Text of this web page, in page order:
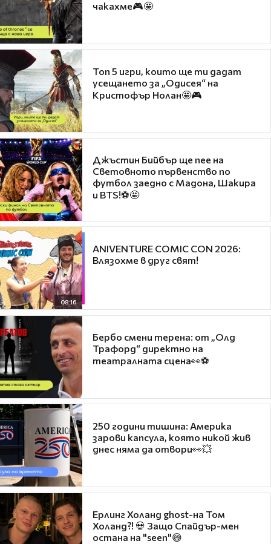
чакахме🎮🤩
Топ 5 игри, които ще ти дадат
усещането за „Одисея“ на
Кристофър Нолан🤩🎮
Джъстин Бийбър ще пее на
Световното първенство по
футбол заедно с Мадона, Шакира
и BTS!⚽🤩
08:16
ANIVENTURE COMIC CON 2026:
Влязохме в друг свят!
Бербо смени терена: от „Олд
Трафорд“ директно на
театралната сцена👀⚽
250 години тишина: Америка
зарови капсула, която никой жив
днес няма да отвори👀💥
Ерлинг Холанд ghost-на Том
Холанд?! 💀 Защо Спайдър-мен
остана на "seen"😅